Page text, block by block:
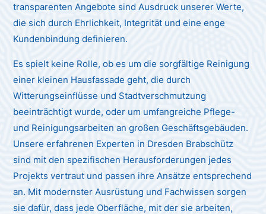
transparenten Angebote sind Ausdruck unserer Werte,
die sich durch Ehrlichkeit, Integrität und eine enge
Kundenbindung definieren.
Es spielt keine Rolle, ob es um die sorgfältige Reinigung
einer kleinen Hausfassade geht, die durch
Witterungseinflüsse und Stadtverschmutzung
beeinträchtigt wurde, oder um umfangreiche Pflege-
und Reinigungsarbeiten an großen Geschäftsgebäuden.
Unsere erfahrenen Experten in Dresden Brabschütz
sind mit den spezifischen Herausforderungen jedes
Projekts vertraut und passen ihre Ansätze entsprechend
an. Mit modernster Ausrüstung und Fachwissen sorgen
sie dafür, dass jede Oberfläche, mit der sie arbeiten,